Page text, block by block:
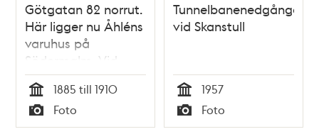
Götgatan 82 norrut.
Här ligger nu Åhléns
varuhus på
Södermalm. Vid
trädet ligger nu
Ringens köpcentrum
Tid
1885 till 1910
Typ
Foto
Tunnelbanenedgången
vid Skanstull
Tid
1957
Typ
Foto